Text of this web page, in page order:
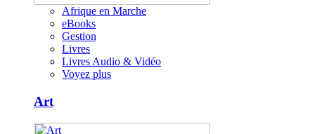
Afrique en Marche
eBooks
Gestion
Livres
Livres Audio & Vidéo
Voyez plus
Art